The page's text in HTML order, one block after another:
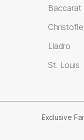
Baccarat
Lladro
St. Louis
Exclusive